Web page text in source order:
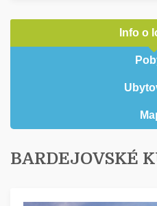
Info o
BARDEJOVSKÉ